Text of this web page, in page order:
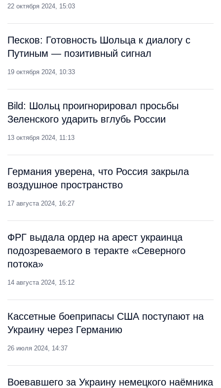
22 октября 2024, 15:03
Песков: Готовность Шольца к диалогу с
Путиным — позитивный сигнал
19 октября 2024, 10:33
Bild: Шольц проигнорировал просьбы
Зеленского ударить вглубь России
13 октября 2024, 11:13
Германия уверена, что Россия закрыла
воздушное пространство
17 августа 2024, 16:27
ФРГ выдала ордер на арест украинца
подозреваемого в теракте «Северного
потока»
14 августа 2024, 15:12
Кассетные боеприпасы США поступают на
Украину через Германию
26 июля 2024, 14:37
Воевавшего за Украину немецкого наёмника